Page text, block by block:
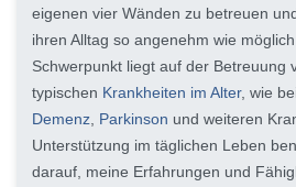
eigenen vier Wänden zu betreuen
ihren Alltag so angenehm wie
Schwerpunkt liegt auf der Betreuung
typischen Krankheiten im Alter, wie
Demenz Parkinson und weiteren
Unterstützung im täglichen Leben
darauf, meine Erfahrungen und